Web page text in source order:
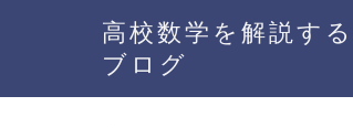
高校数学を解説する
ブログ